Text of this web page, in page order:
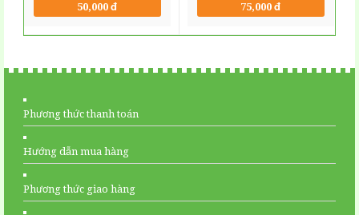
50,000 đ 75,000 đ
Phương thức thanh toán
Hướng dẫn mua hàng
Phương thức giao hàng